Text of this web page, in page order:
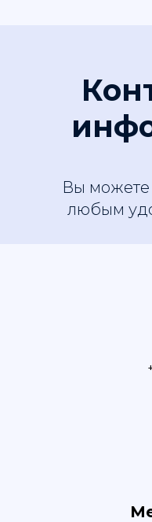
Вы можете
любым